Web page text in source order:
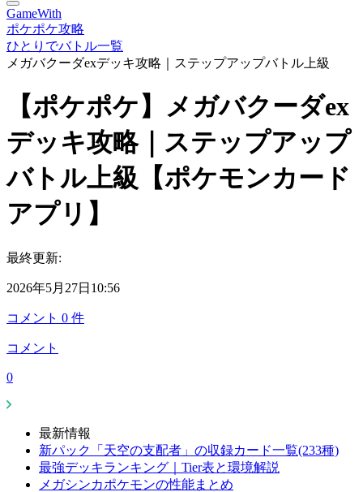
GameWith
ポケポケ攻略
ひとりでバトル一覧
メガバクーダexデッキ攻略｜ステップアップバトル上級
【ポケポケ】メガバクーダex
デッキ攻略｜ステップアップ
バトル上級【ポケモンカード
アプリ】
最終更新:
2026年5月27日10:56
コメント 0 件
コメント
0
最新情報
新パック「天空の支配者」の収録カード一覧(233種)
最強デッキランキング｜Tier表と環境解説
メガシンカポケモンの性能まとめ